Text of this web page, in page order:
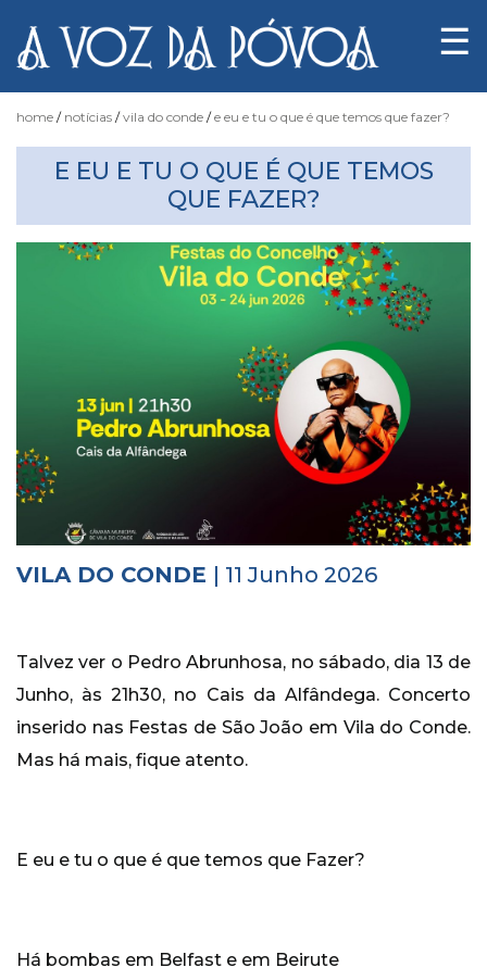
Notícias
Fotógrafo
Marés
Histórico
Vídeos
☰
home notícias vila do conde e eu e tu o que é que temos que fazer?
E EU E TU O QUE É QUE TEMOS
QUE FAZER?
VILA DO CONDE | 11 Junho 2026
Talvez ver o Pedro Abrunhosa, no sábado, dia 13 de
Junho, às 21h30, no Cais da Alfândega. Concerto
inserido nas Festas de São João em Vila do Conde.
Mas há mais, fique atento.
E eu e tu o que é que temos que Fazer?
Há bombas em Belfast e em Beirute